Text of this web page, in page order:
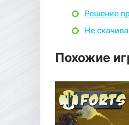
Решение
Не
Похожие